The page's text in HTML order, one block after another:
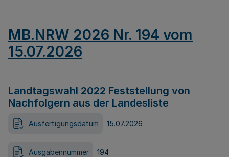
MB.NRW 2026 Nr. 194 vom
15.07.2026
Landtagswahl 2022 Feststellung von
Nachfolgern aus der Landesliste
Ausfertigungsdatum 15.07.2026
Ausgabennummer 194